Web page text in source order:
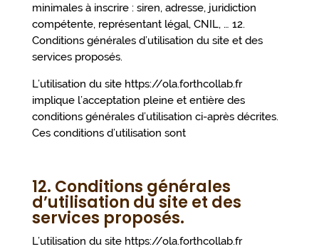
minimales à inscrire : siren, adresse, juridiction
compétente, représentant légal, CNIL, … 12.
Conditions générales d’utilisation du site et des
services proposés.
L’utilisation du site https://ola.forthcollab.fr
implique l’acceptation pleine et entière des
conditions générales d’utilisation ci-après décrites.
Ces conditions d’utilisation sont
12. Conditions générales
d’utilisation du site et des
services proposés.
L’utilisation du site https://ola.forthcollab.fr